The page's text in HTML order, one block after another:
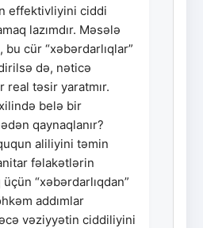
effektivliyini ciddi
lazımdır. Məsələ
bu cür “xəbərdarlıqlar”
də, nəticə
real təsir yaratmır.
belə bir
qaynaqlanır?
aliliyini təmin
fəlakətlərin
üçün “xəbərdarlıqdan”
addımlar
vəziyyətin ciddiliyini